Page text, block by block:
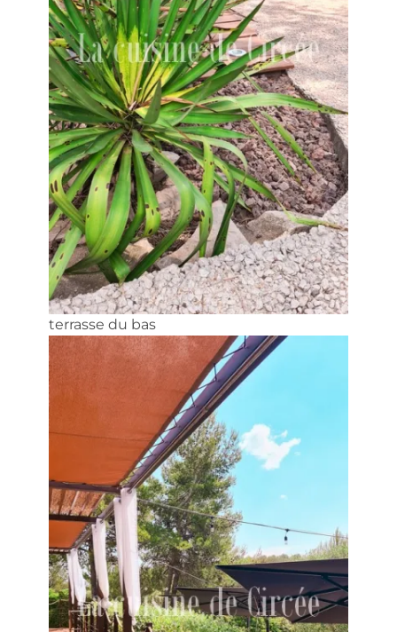
terrasse du bas